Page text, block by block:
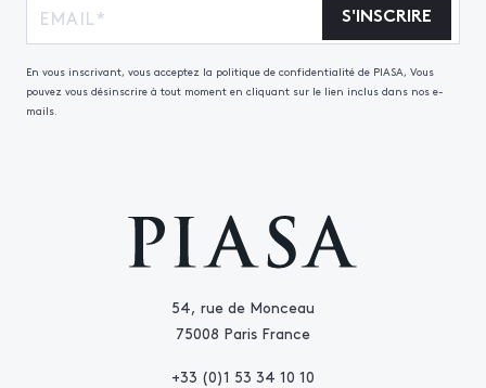
54, rue de Monceau
75008 Paris France
+33 (0)1 53 34 10 10
S'INSCRIRE
En vous inscrivant, vous acceptez la politique de confidentialité de PIASA, Vous
pouvez vous désinscrire à tout moment en cliquant sur le lien inclus dans nos e-
mails.